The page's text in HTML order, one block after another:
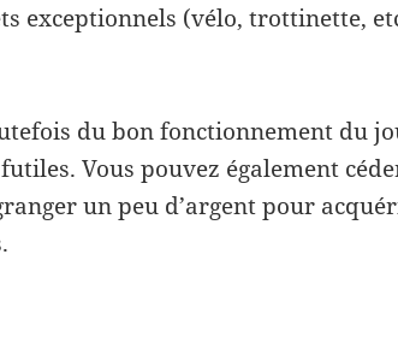
exceptionnels (vélo, trottinette,
du bon fonctionnement du
Vous pouvez également
un peu d’argent pour